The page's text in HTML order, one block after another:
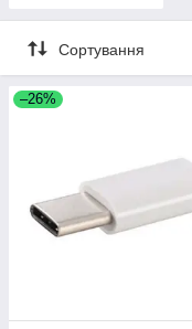
Сортування
–26%